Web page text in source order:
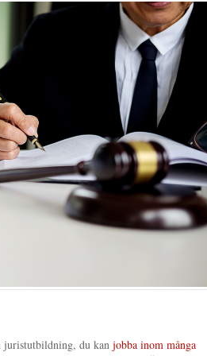
juristutbildning, du kan jobba inom många